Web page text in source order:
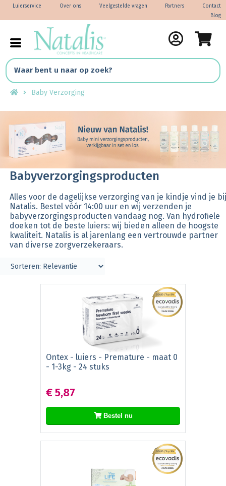
Contact
Partners
Veelgestelde vragen
Over ons
Luierservice
Blog
Baby Verzorging
Babyverzorgingsproducten
Alles voor de dagelijkse verzorging van je kindje vind je bij
Natalis. Bestel vóór 14:00 uur en wij verzenden je
babyverzorgingsproducten vandaag nog. Van hydrofiele
doeken tot de beste luiers: wij bieden alleen de hoogste
kwaliteit. Natalis is al jarenlang een vertrouwde partner
van diverse zorgverzekeraars.
Ontex - luiers - Premature - maat 0
- 1-3kg - 24 stuks
€ 5,87
Bestel nu